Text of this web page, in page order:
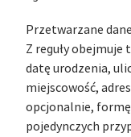
Przetwarzane dane
Z reguły
datę urodzenia,
miejscowość,
opcjonalnie, formę
pojedynczych